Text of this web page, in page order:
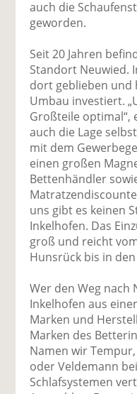
auch die
geworden.
Seit 20 Jahren
Standort Neuwied.
dort geblieben und
Umbau investiert.
Großteile optimal“,
auch die Lage
mit dem
einen großen
Bettenhändler
uns gibt es keinen
Inkelhofen. Das
groß und reicht
Hunsrück bis in
Wer den Weg nach
Inkelhofen aus
Marken und
Marken des
Namen wir
oder Veldemann
Schlafsystemen